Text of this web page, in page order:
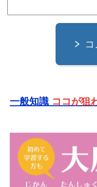
一般知識 ココが狙